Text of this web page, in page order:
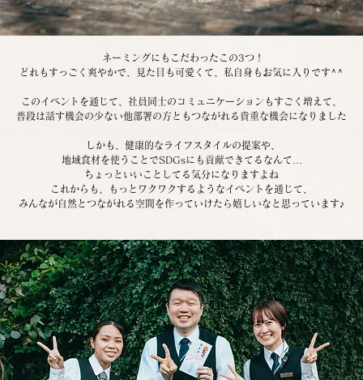
ネーミングにもこだわったこの3つ！
どれもすっごく爽やかで、見た目も可愛くて、私自身もお気に入りです^^
このイベントを通じて、社員同士のコミュニケーションもすごく増えて、
普段は話す機会の少ない他部署の方ともつながれる貴重な機会になりました
しかも、健康的なライフスタイルの提案や、
地域食材を使うことでSDGsにも貢献できてるなんて…
ちょっといいことしてる気分になりますよね
これからも、もっとワクワクするようなイベントを通じて、
みんなが自然とつながれる空間を作っていけたら嬉しいなと思っています♪